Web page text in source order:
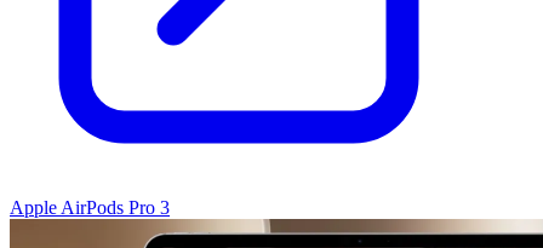
Apple AirPods Pro 3